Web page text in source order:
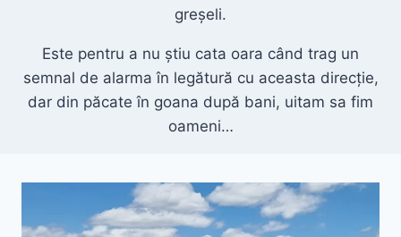
greșeli.
Este pentru a nu știu cata oara când trag un
semnal de alarma în legătură cu aceasta direcție,
dar din păcate în goana după bani, uitam sa fim
oameni…